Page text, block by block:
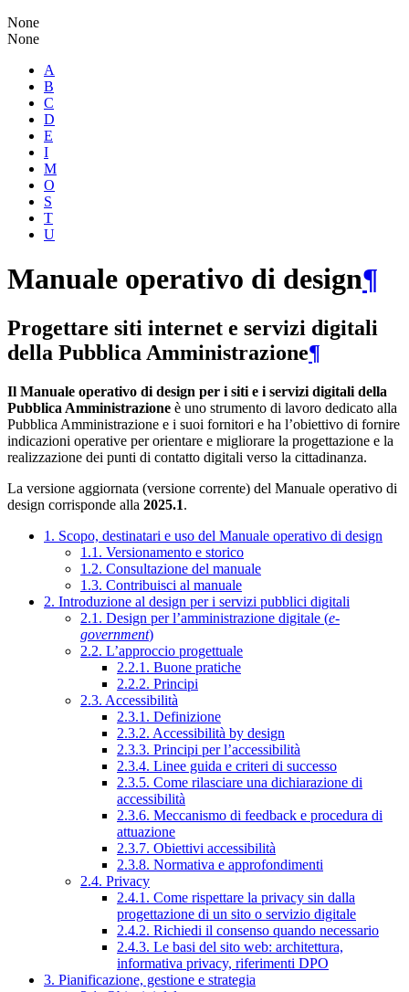
None
None
A
B
C
D
E
I
M
O
S
T
U
Manuale operativo di design¶
Progettare siti internet e servizi digitali
della Pubblica Amministrazione¶
Il Manuale operativo di design per i siti e i servizi digitali della
Pubblica Amministrazione è uno strumento di lavoro dedicato alla
Pubblica Amministrazione e i suoi fornitori e ha l’obiettivo di fornire
indicazioni operative per orientare e migliorare la progettazione e la
realizzazione dei punti di contatto digitali verso la cittadinanza.
La versione aggiornata (versione corrente) del Manuale operativo di
design corrisponde alla 2025.1.
1. Scopo, destinatari e uso del Manuale operativo di design
1.1. Versionamento e storico
1.2. Consultazione del manuale
1.3. Contribuisci al manuale
2. Introduzione al design per i servizi pubblici digitali
2.1. Design per l’amministrazione digitale (e-
government)
2.2. L’approccio progettuale
2.2.1. Buone pratiche
2.2.2. Principi
2.3. Accessibilità
2.3.1. Definizione
2.3.2. Accessibilità by design
2.3.3. Principi per l’accessibilità
2.3.4. Linee guida e criteri di successo
2.3.5. Come rilasciare una dichiarazione di
accessibilità
2.3.6. Meccanismo di feedback e procedura di
attuazione
2.3.7. Obiettivi accessibilità
2.3.8. Normativa e approfondimenti
2.4. Privacy
2.4.1. Come rispettare la privacy sin dalla
progettazione di un sito o servizio digitale
2.4.2. Richiedi il consenso quando necessario
2.4.3. Le basi del sito web: architettura,
informativa privacy, riferimenti DPO
3. Pianificazione, gestione e strategia